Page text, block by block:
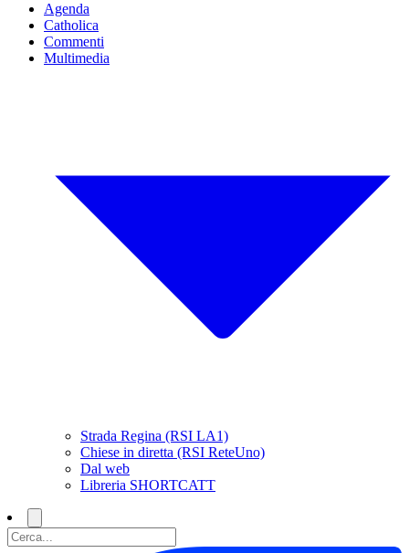
Agenda
Catholica
Commenti
Multimedia
Strada Regina (RSI LA1)
Chiese in diretta (RSI ReteUno)
Dal web
Libreria SHORTCATT